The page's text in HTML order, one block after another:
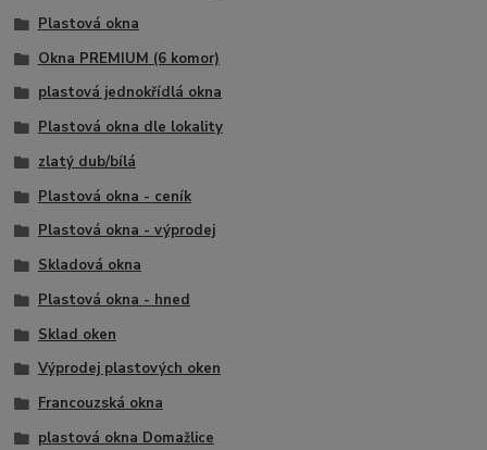
Plastová okna
Okna PREMIUM (6 komor)
plastová jednokřídlá okna
Plastová okna dle lokality
zlatý dub/bílá
Plastová okna - ceník
Plastová okna - výprodej
Skladová okna
Plastová okna - hned
Sklad oken
Výprodej plastových oken
Francouzská okna
plastová okna Domažlice